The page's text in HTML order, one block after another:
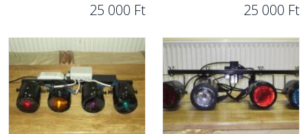
25 000 Ft 25 000 Ft